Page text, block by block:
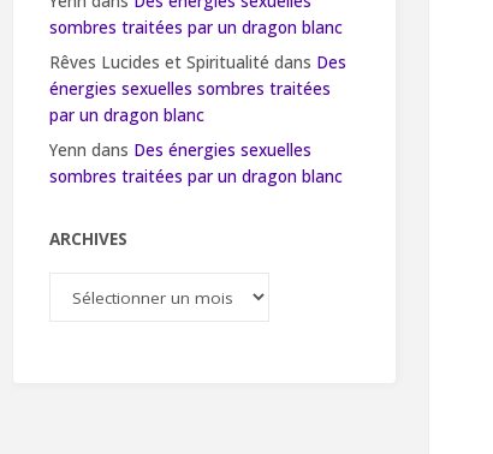
sombres traitées par un dragon blanc
Rêves Lucides et Spiritualité dans Des
énergies sexuelles sombres traitées
par un dragon blanc
Yenn dans Des énergies sexuelles
sombres traitées par un dragon blanc
ARCHIVES